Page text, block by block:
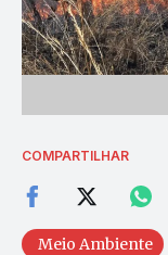
COMPARTILHAR
Meio Ambiente